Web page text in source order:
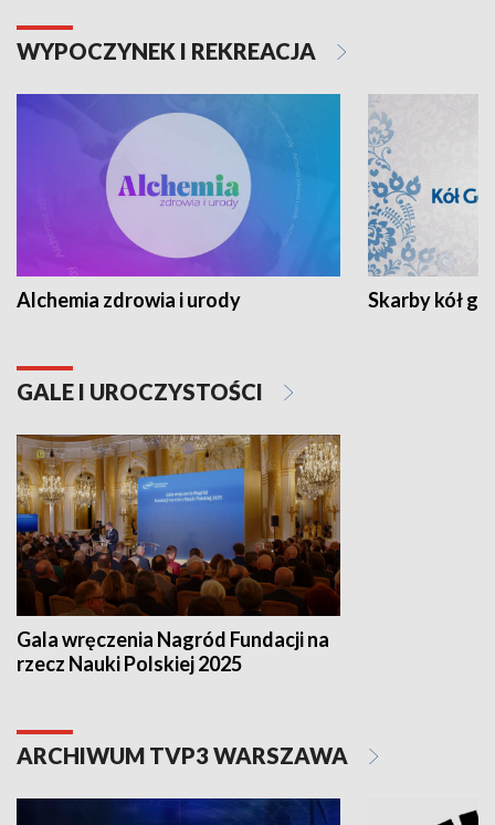
WYPOCZYNEK I REKREACJA
Alchemia zdrowia i urody Skarby kół
GALE I UROCZYSTOŚCI
Gala wręczenia Nagród Fundacji na
rzecz Nauki Polskiej 2025
ARCHIWUM TVP3 WARSZAWA